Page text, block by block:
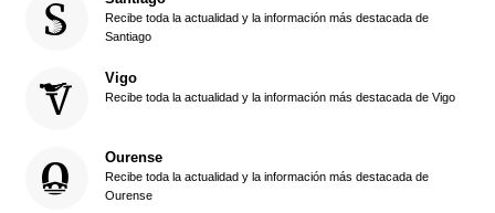
Recibe toda la actualidad y la información más destacada de
Santiago
Vigo
Recibe toda la actualidad y la información más destacada de Vigo
Ourense
Recibe toda la actualidad y la información más destacada de
Ourense